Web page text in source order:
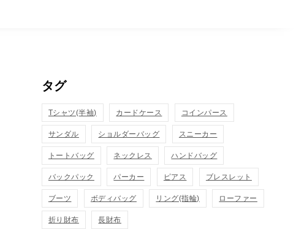
タグ
Tシャツ(半袖) カードケース コインパース
サンダル ショルダーバッグ スニーカー
トートバッグ ネックレス ハンドバッグ
バックパック パーカー ピアス ブレスレット
ブーツ ボディバッグ リング(指輪) ローファー
折り財布 長財布